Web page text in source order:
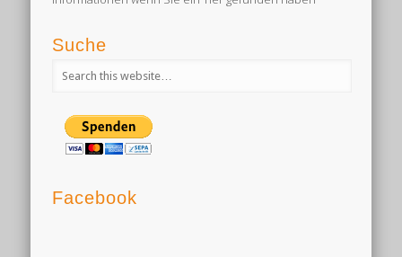
Suche
Facebook